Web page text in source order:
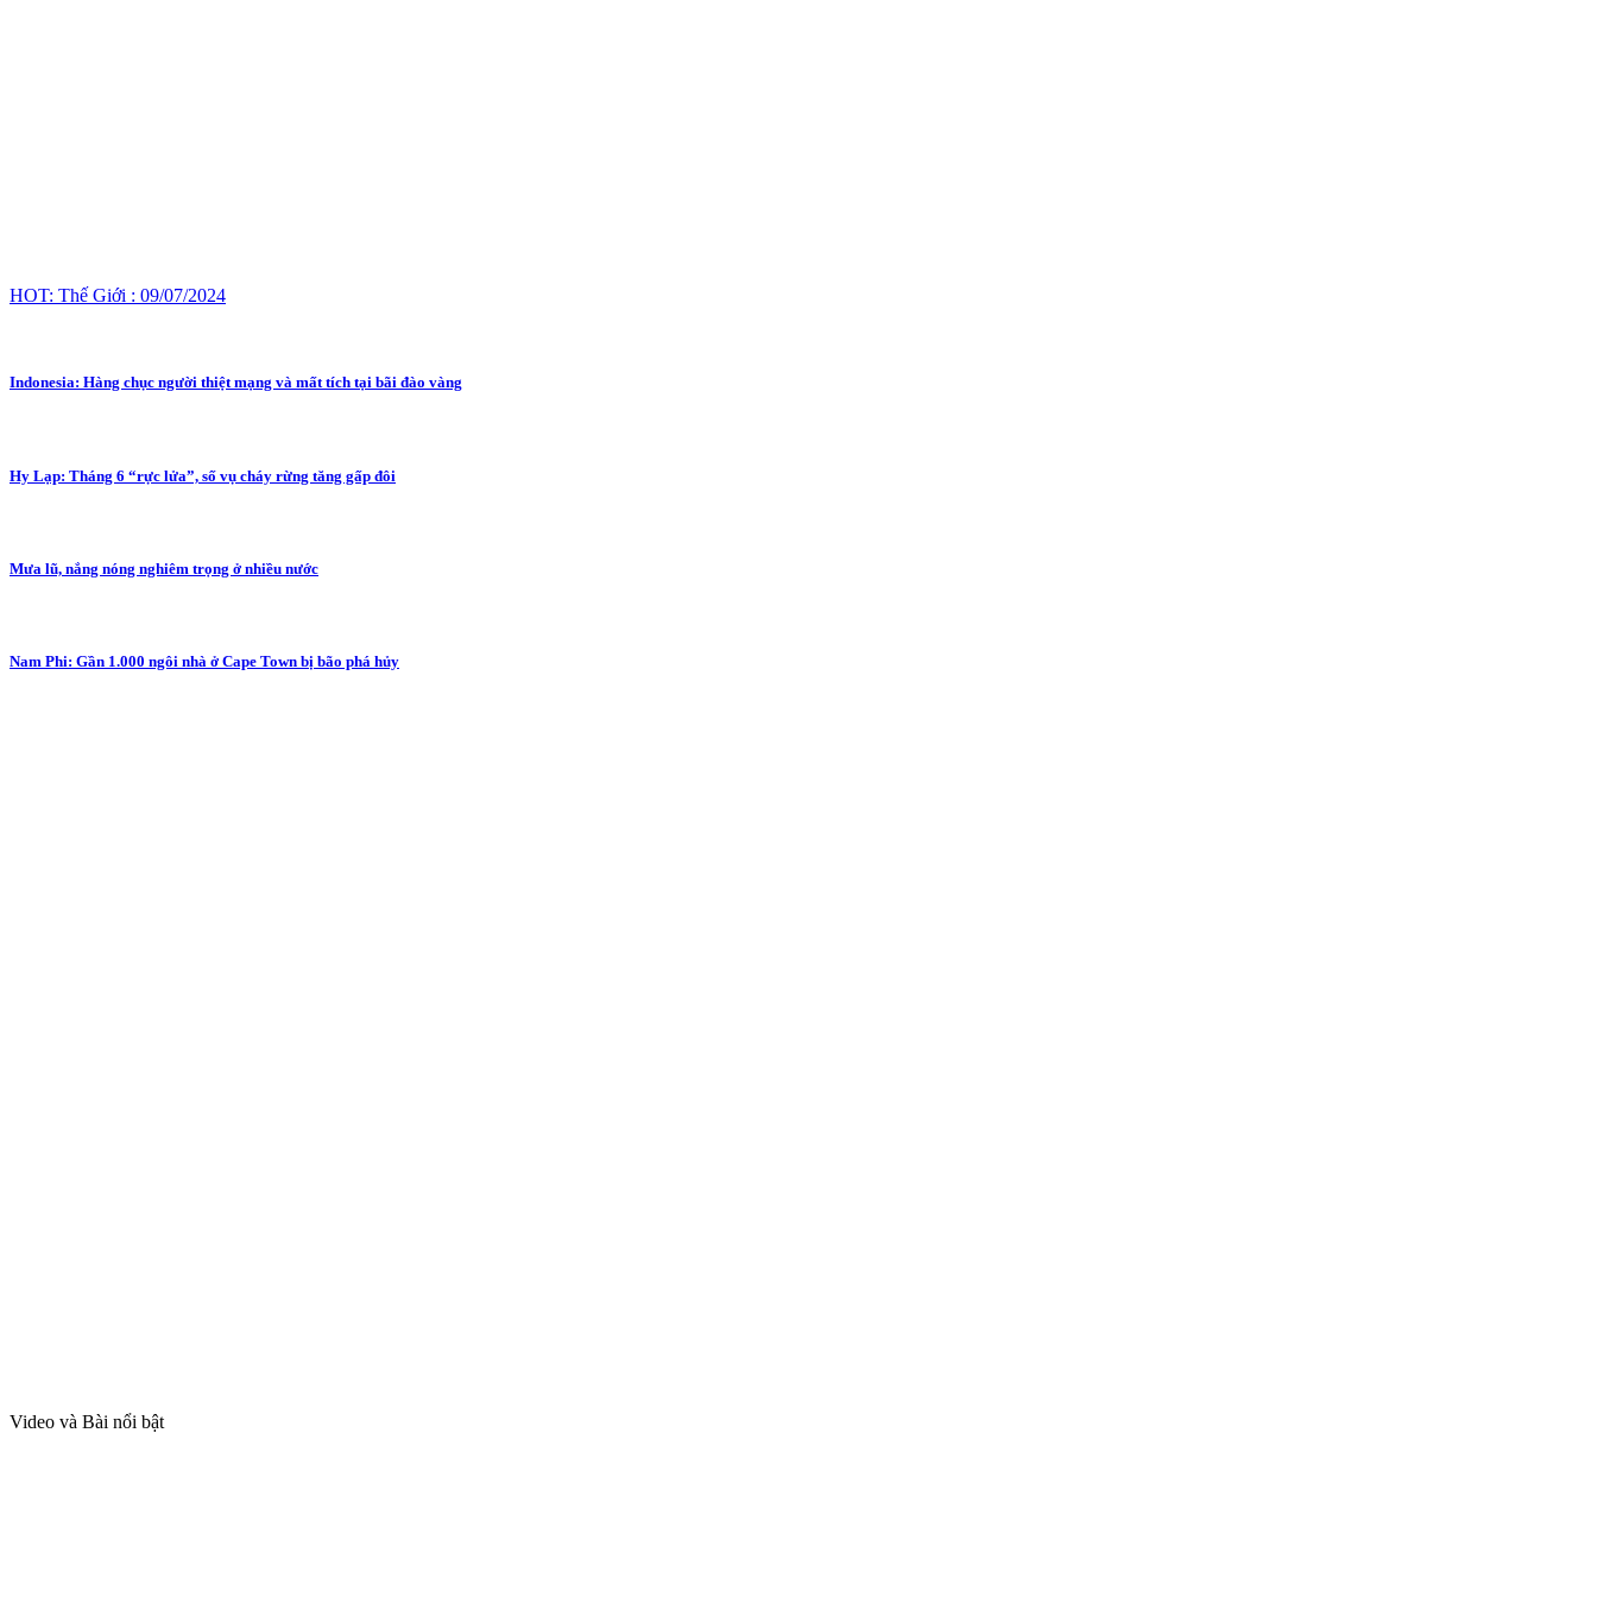
HOT: Thế Giới : 09/07/2024
Indonesia: Hàng chục người thiệt mạng và mất tích tại bãi đào vàng
Hy Lạp: Tháng 6 “rực lửa”, số vụ cháy rừng tăng gấp đôi
Mưa lũ, nắng nóng nghiêm trọng ở nhiều nước
Nam Phi: Gần 1.000 ngôi nhà ở Cape Town bị bão phá hủy
Video và Bài nổi bật